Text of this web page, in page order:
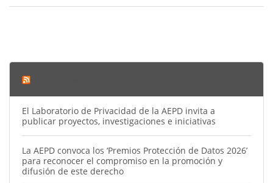
El Laboratorio de Privacidad de la AEPD invita a
publicar proyectos, investigaciones e iniciativas
La AEPD convoca los ‘Premios Protección de Datos 2026’
para reconocer el compromiso en la promoción y
difusión de este derecho